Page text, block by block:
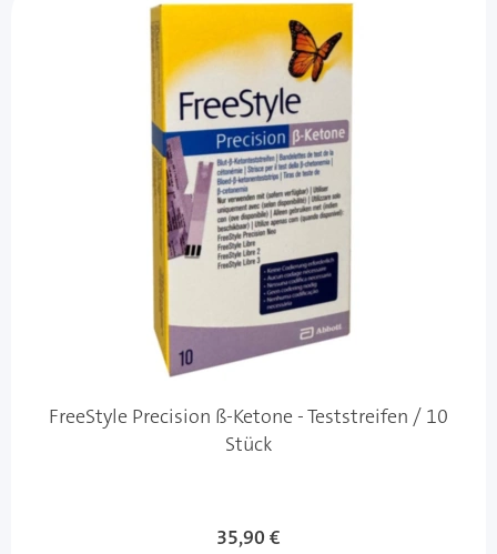
FreeStyle Precision ß-Ketone - Teststreifen / 10
Stück
35,90 €